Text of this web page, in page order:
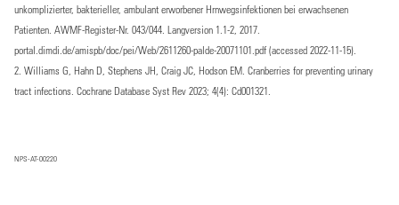
unkomplizierter, bakterieller, ambulant erworbener Hrnwegsinfektionen bei erwachsenen
Patienten. AWMF-Register-Nr. 043/044. Langversion 1.1-2, 2017.
portal.dimdi.de/amispb/doc/pei/Web/2611260-palde-20071101.pdf(accessed 2022-11-15).
2. Williams G, Hahn D, Stephens JH, Craig JC, Hodson EM. Cranberries for preventing urinary
tract infections. Cochrane Database Syst Rev 2023; 4(4): Cd001321.
NPS-AT-00220